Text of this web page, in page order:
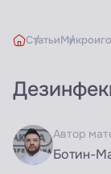
Статьи
Автор
Ботин-